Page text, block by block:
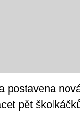
postavena
pět